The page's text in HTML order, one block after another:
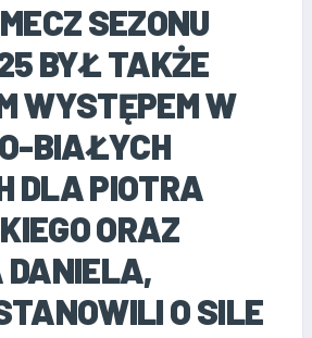
SEZONU
BYŁ TAKŻE
WYSTĘPEM W
BIAŁYCH
DLA PIOTRA
ORAZ
DANIELA,
O SILE